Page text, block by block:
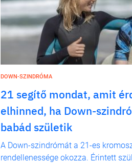
DOWN-SZINDRÓMA
21 segítő mondat, amit
elhinned, ha Down-
babád születik
A Down-szindrómát a 21-es
rendellenessége okozza. Érintett